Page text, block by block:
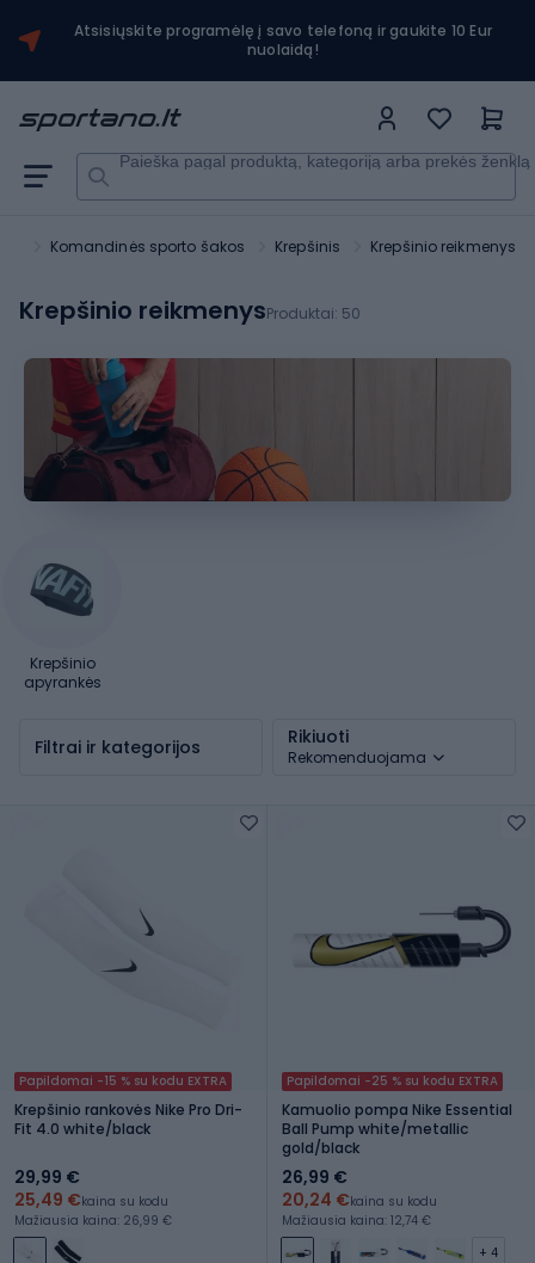
Atsisiųskite programėlę į savo telefoną ir gaukite 10 Eur
nuolaidą!
Paieška pagal produktą, kategoriją arba prekės ženklą
Komandinės sporto šakos Krepšinis Krepšinio reikmenys
Krepšinio reikmenysProduktai: 50
Krepšinio
apyrankės
Filtrai ir kategorijos Rikiuoti
Rekomenduojama
Papildomai -15 % su kodu EXTRA
Krepšinio rankovės Nike Pro Dri-
Fit 4.0 white/black
29,99 €
25,49 €kaina su kodu
Mažiausia kaina: 26,99 €
Papildomai -25 % su kodu EXTRA
Kamuolio pompa Nike Essential
Ball Pump white/metallic
gold/black
26,99 €
20,24 €kaina su kodu
Mažiausia kaina: 12,74 €
+ 4